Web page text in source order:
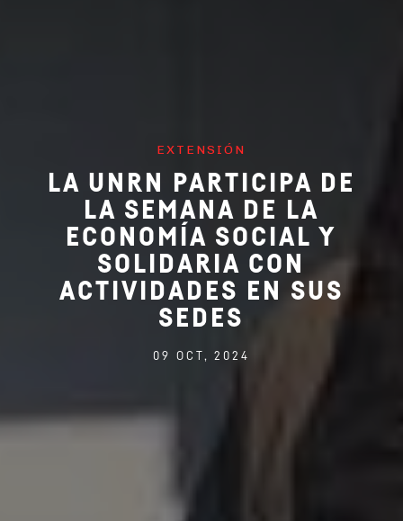
EXTENSIÓN
LA UNRN PARTICIPA DE
LA SEMANA DE LA
ECONOMÍA SOCIAL Y
SOLIDARIA CON
ACTIVIDADES EN SUS
SEDES
09 OCT, 2024